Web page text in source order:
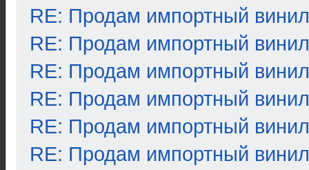
RE: Продам импортный винил
RE: Продам импортный винил
RE: Продам импортный винил
RE: Продам импортный винил
RE: Продам импортный винил
RE: Продам импортный винил